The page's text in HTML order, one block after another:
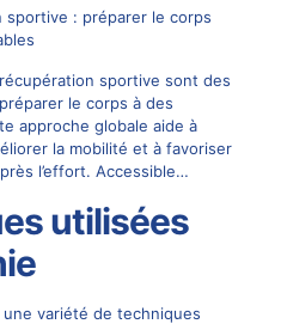
: préparer le corps
récupération sportive sont des
le corps à des
approche globale aide à
la mobilité et à favoriser
l’effort. Accessible…
utilisées
variété de techniques